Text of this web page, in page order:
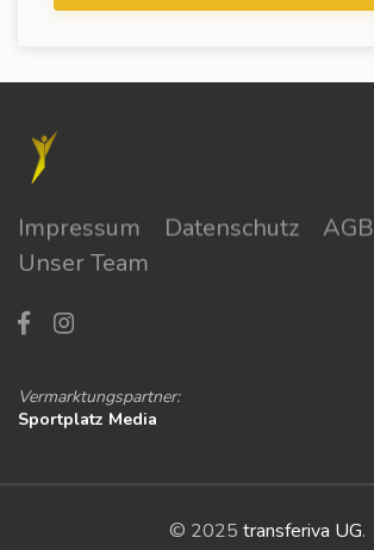
Impressum Datenschutz AGB
Unser Team
Vermarktungspartner:
Sportplatz Media
© 2025 transferiva UG.